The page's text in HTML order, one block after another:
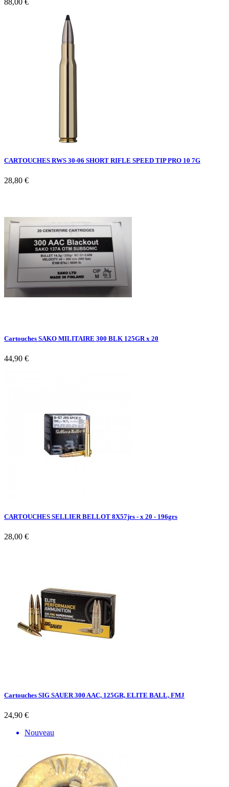
88,00 €
CARTOUCHES RWS 30-06 SHORT RIFLE SPEED TIP PRO 10 7G
28,80 €
Cartouches SAKO MILITAIRE 300 BLK 125GR x 20
44,90 €
CARTOUCHES SELLIER BELLOT 8X57jrs - x 20 - 196grs
28,00 €
Cartouches SIG SAUER 300 AAC, 125GR, ELITE BALL, FMJ
24,90 €
Nouveau